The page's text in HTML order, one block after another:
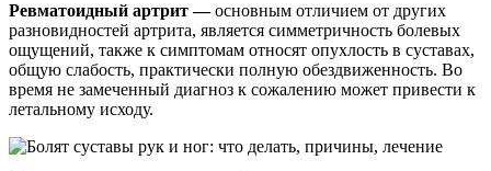
Ревматоидный артрит —основным отличием от других
разновидностей артрита, является симметричность болевых
ощущений, также к симптомам относят опухлость в суставах,
общую слабость, практически полную обездвиженность. Во
время не замеченный диагноз к сожалению может привести к
летальному исходу.